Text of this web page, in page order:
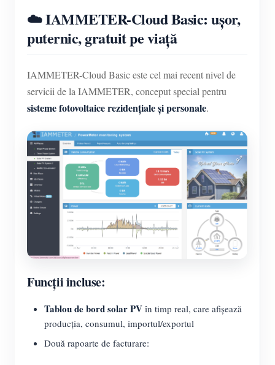
☁️ IAMMETER-Cloud Basic: ușor,
puternic, gratuit pe viață
IAMMETER-Cloud Basic este cel mai recent nivel de
servicii de la IAMMETER, conceput special pentru
sisteme fotovoltaice rezidențiale și personale.
Funcții incluse:
Tablou de bord solar PV în timp real, care afișează
producția, consumul, importul/exportul
Două rapoarte de facturare: